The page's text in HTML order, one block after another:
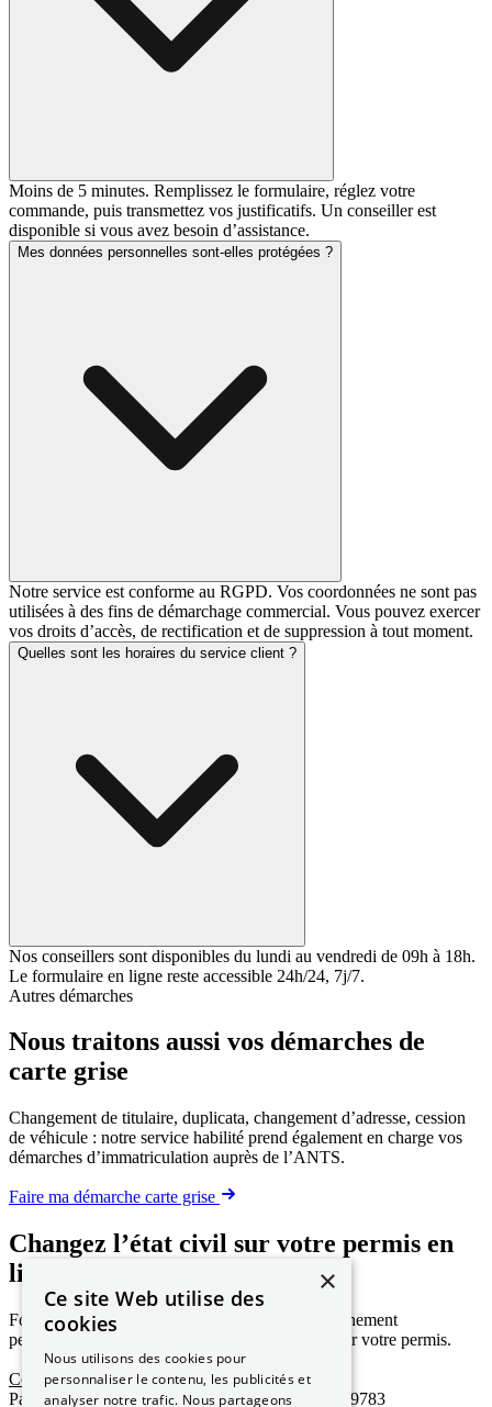
Moins de 5 minutes. Remplissez le formulaire, réglez votre
commande, puis transmettez vos justificatifs. Un conseiller est
disponible si vous avez besoin d’assistance.
Mes données personnelles sont-elles protégées ?
Notre service est conforme au RGPD. Vos coordonnées ne sont pas
utilisées à des fins de démarchage commercial. Vous pouvez exercer
vos droits d’accès, de rectification et de suppression à tout moment.
Quelles sont les horaires du service client ?
Nos conseillers sont disponibles du lundi au vendredi de 09h à 18h.
Le formulaire en ligne reste accessible 24h/24, 7j/7.
Autres démarches
Nous traitons aussi vos démarches de
carte grise
Changement de titulaire, duplicata, changement d’adresse, cession
de véhicule : notre service habilité prend également en charge vos
démarches d’immatriculation auprès de l’ANTS.
Faire ma démarche carte grise
Changez l’état civil sur votre permis en
ligne
Formulaire en ligne, traitement rapide, accompagnement
personnalisé pour mettre à jour le nom figurant sur votre permis.
Commencer ma démarche
Paiement sécuriséTraitement 24hHabilitation n° 59783
×
Ce site Web utilise des
cookies
Nous utilisons des cookies pour
personnaliser le contenu, les publicités et
analyser notre trafic. Nous partageons